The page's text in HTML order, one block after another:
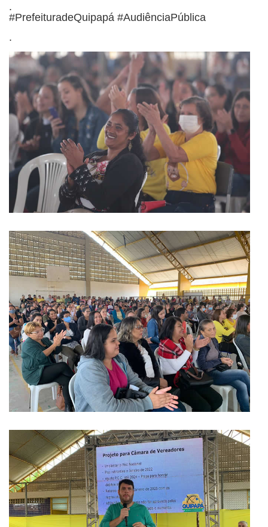
.
#PrefeituradeQuipapá #AudiênciaPública
.